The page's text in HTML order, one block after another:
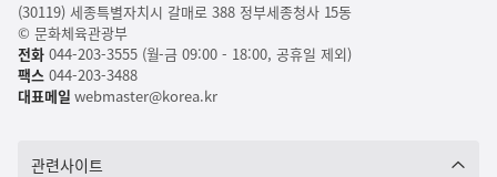
(30119) 세종특별자치시 갈매로 388 정부세종청사 15동
© 문화체육관광부
전화044-203-3555 (월-금 09:00 - 18:00, 공휴일 제외)
팩스044-203-3488
대표메일 webmaster@korea.kr
관련사이트